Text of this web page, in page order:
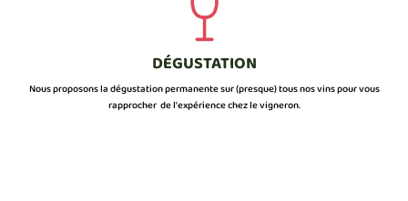
DÉGUSTATION
Nous proposons la dégustation permanente sur (presque) tous nos vins pour vous
rapprocher de l’expérience chez le vigneron.